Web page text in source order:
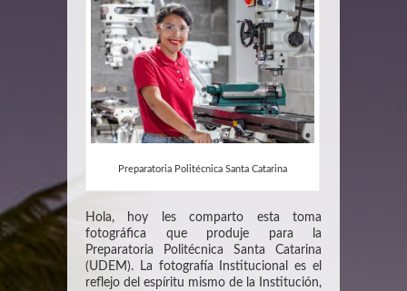
Preparatoria Politécnica Santa Catarina
Hola, hoy les comparto esta toma
fotográfica que produje para la
Preparatoria Politécnica Santa Catarina
(UDEM). La fotografía Institucional es el
reflejo del espíritu mismo de la Institución,